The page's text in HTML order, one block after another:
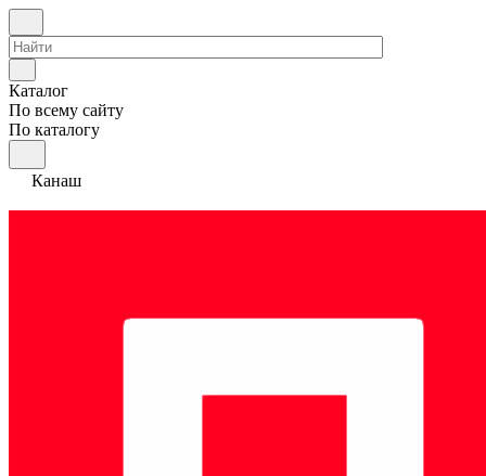
Каталог
По всему сайту
По каталогу
Канаш